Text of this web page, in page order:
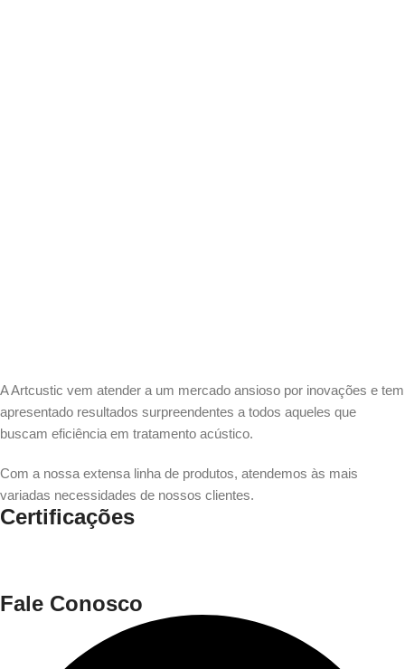
A Artcustic vem atender a um mercado ansioso por inovações e tem
apresentado resultados surpreendentes a todos aqueles que
buscam eficiência em tratamento acústico.
Com a nossa extensa linha de produtos, atendemos às mais
variadas necessidades de nossos clientes.
Certificações
Fale Conosco